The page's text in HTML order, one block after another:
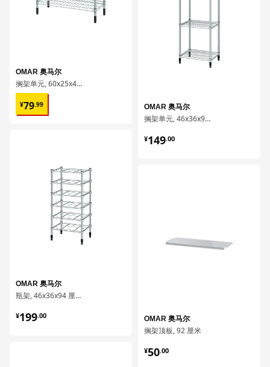
OMAR 奥马尔
搁架单元, 60x25x40 厘米
¥79.99
¥ 79.99
OMAR 奥马尔
瓶架, 46x36x94 厘米
¥199.00
¥ 199.00
OMAR 奥马尔
搁架单元, 46x36x94 厘米
¥149.00
¥ 149.00
OMAR 奥马尔
搁架顶板, 92 厘米
¥50.00
¥ 50.00